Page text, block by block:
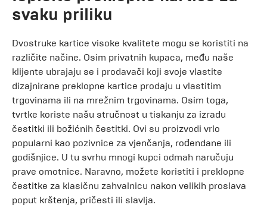
svaku priliku
Dvostruke kartice visoke kvalitete mogu se koristiti na
različite načine. Osim privatnih kupaca, među naše
klijente ubrajaju se i prodavači koji svoje vlastite
dizajnirane preklopne kartice prodaju u vlastitim
trgovinama ili na mrežnim trgovinama. Osim toga,
tvrtke koriste našu stručnost u tiskanju za izradu
čestitki ili božićnih čestitki. Ovi su proizvodi vrlo
popularni kao pozivnice za vjenčanja, rođendane ili
godišnjice. U tu svrhu mnogi kupci odmah naručuju
prave omotnice. Naravno, možete koristiti i preklopne
čestitke za klasičnu zahvalnicu nakon velikih proslava
poput krštenja, pričesti ili slavlja.